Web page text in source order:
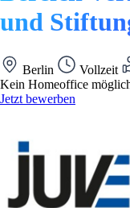
und
Berlin Vollzeit
Kein Homeoffice
Jetzt bewerben